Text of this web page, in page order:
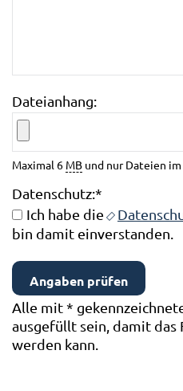
Dateianhang:
Maximal 6 MB und nur Dateien im
Datenschutz:*
Ich habe die
bin damit einverstanden.
Alle mit*
ausgefüllt sein, damit das
werden kann.